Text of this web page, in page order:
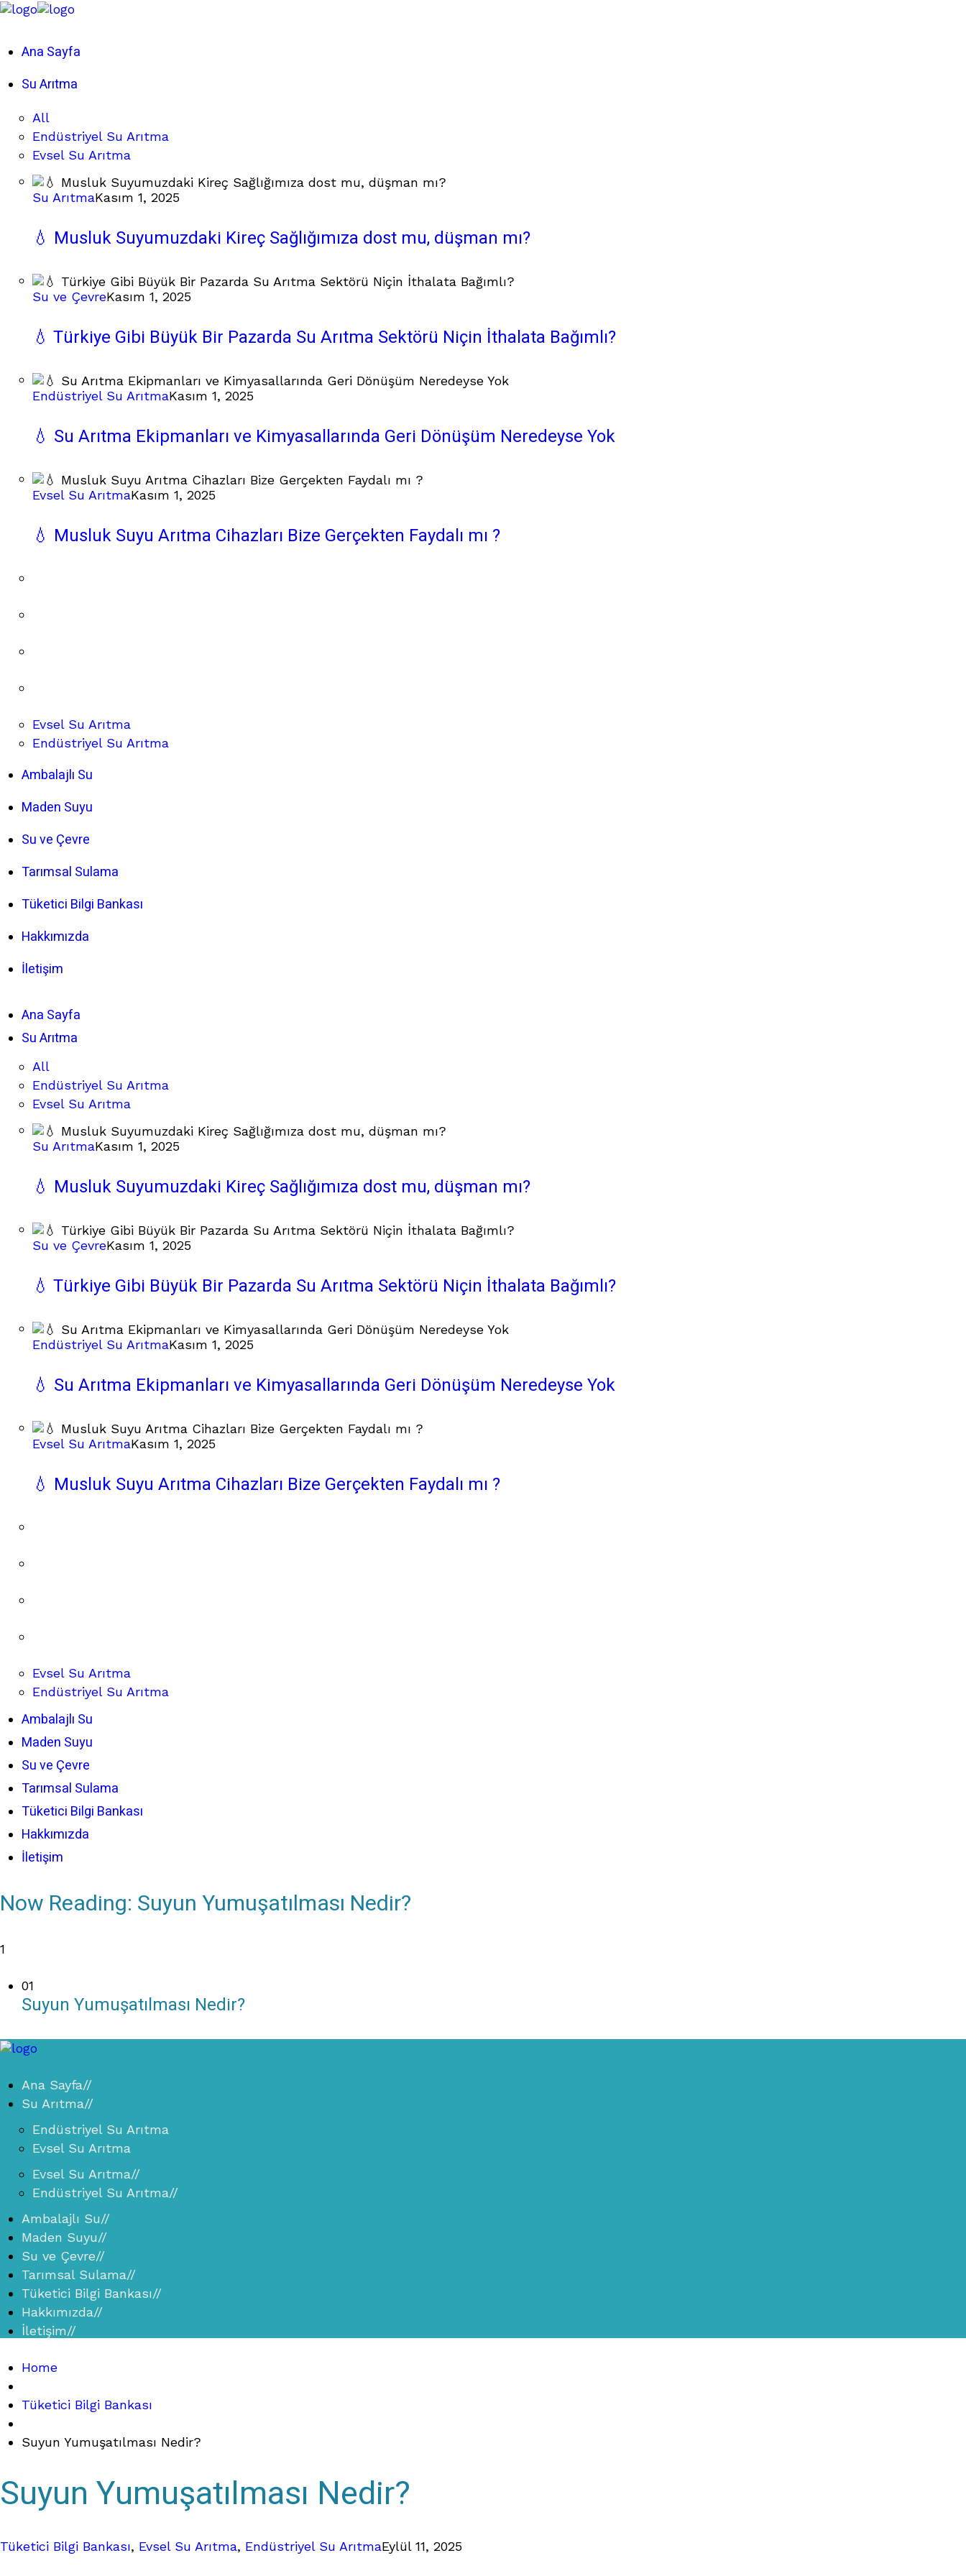
Ana Sayfa
Su Arıtma
All
Endüstriyel Su Arıtma
Evsel Su Arıtma
Su ArıtmaKasım 1, 2025
💧 Musluk Suyumuzdaki Kireç Sağlığımıza dost mu, düşman mı?
Su ve ÇevreKasım 1, 2025
💧 Türkiye Gibi Büyük Bir Pazarda Su Arıtma Sektörü Niçin İthalata Bağımlı?
Endüstriyel Su ArıtmaKasım 1, 2025
💧 Su Arıtma Ekipmanları ve Kimyasallarında Geri Dönüşüm Neredeyse Yok
Evsel Su ArıtmaKasım 1, 2025
💧 Musluk Suyu Arıtma Cihazları Bize Gerçekten Faydalı mı ?
Evsel Su Arıtma
Endüstriyel Su Arıtma
Ambalajlı Su
Maden Suyu
Su ve Çevre
Tarımsal Sulama
Tüketici Bilgi Bankası
Hakkımızda
İletişim
Ana Sayfa
Su Arıtma
All
Endüstriyel Su Arıtma
Evsel Su Arıtma
Su ArıtmaKasım 1, 2025
💧 Musluk Suyumuzdaki Kireç Sağlığımıza dost mu, düşman mı?
Su ve ÇevreKasım 1, 2025
💧 Türkiye Gibi Büyük Bir Pazarda Su Arıtma Sektörü Niçin İthalata Bağımlı?
Endüstriyel Su ArıtmaKasım 1, 2025
💧 Su Arıtma Ekipmanları ve Kimyasallarında Geri Dönüşüm Neredeyse Yok
Evsel Su ArıtmaKasım 1, 2025
💧 Musluk Suyu Arıtma Cihazları Bize Gerçekten Faydalı mı ?
Evsel Su Arıtma
Endüstriyel Su Arıtma
Ambalajlı Su
Maden Suyu
Su ve Çevre
Tarımsal Sulama
Tüketici Bilgi Bankası
Hakkımızda
İletişim
Now Reading: Suyun Yumuşatılması Nedir?
1
01
Suyun Yumuşatılması Nedir?
Ana Sayfa//
Su Arıtma//
Endüstriyel Su Arıtma
Evsel Su Arıtma
Evsel Su Arıtma//
Endüstriyel Su Arıtma//
Ambalajlı Su//
Maden Suyu//
Su ve Çevre//
Tarımsal Sulama//
Tüketici Bilgi Bankası//
Hakkımızda//
İletişim//
Home
Tüketici Bilgi Bankası
Suyun Yumuşatılması Nedir?
Suyun Yumuşatılması Nedir?
Tüketici Bilgi Bankası, Evsel Su Arıtma, Endüstriyel Su ArıtmaEylül 11, 2025